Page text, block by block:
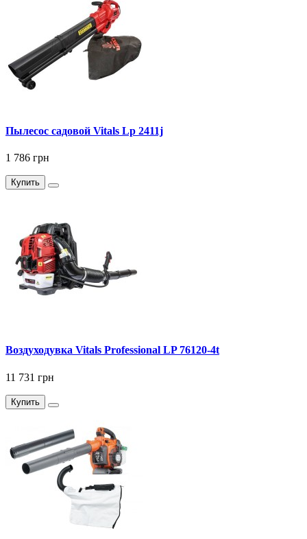
Пылесос садовой Vitals Lp 2411j
1 786 грн
Купить
Воздуходувка Vitals Professional LP 76120-4t
11 731 грн
Купить